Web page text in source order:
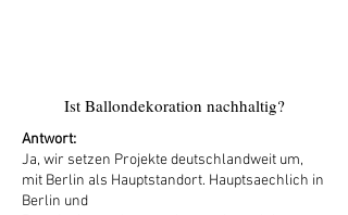
Ist Ballondekoration nachhaltig?
Antwort:
Ja, wir setzen Projekte deutschlandweit um,
mit Berlin als Hauptstandort. Hauptsaechlich in
Berlin und